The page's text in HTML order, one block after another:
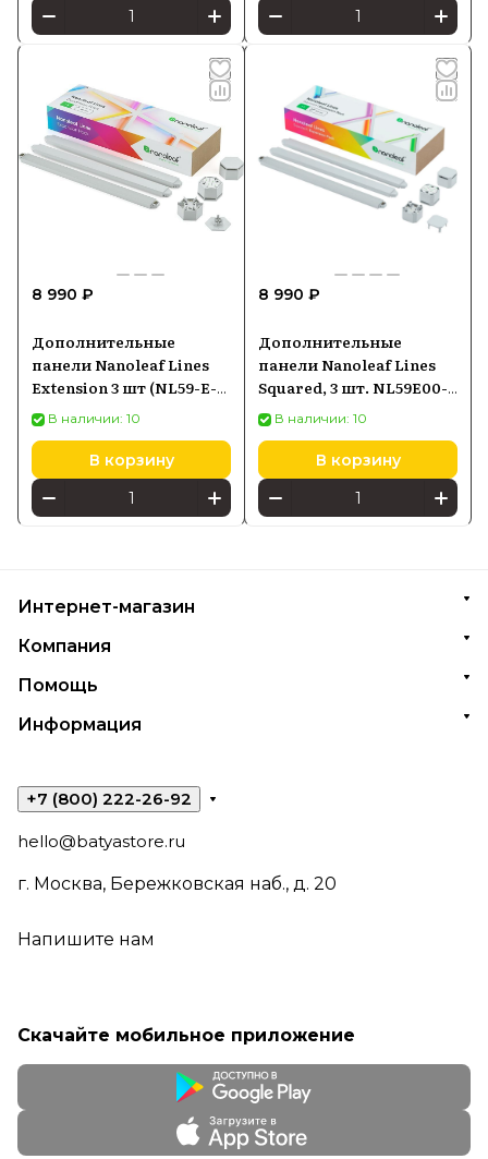
8 990 ₽
Дополнительные
панели Nanoleaf Lines
Extension 3 шт (NL59-E-
0001LW-3PK)
В наличии: 10
В корзину
8 990 ₽
Дополнительные
панели Nanoleaf Lines
Squared, 3 шт. NL59E00-
3SN00В наличии: 10
В корзину
Интернет-магазин
Компания
Помощь
Информация
+7 (800) 222-26-92
hello@batyastore.ru
г. Москва, Бережковская наб., д. 20
Напишите нам
Скачайте мобильное приложение